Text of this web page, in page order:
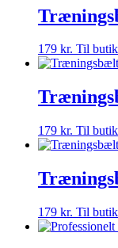
179 kr. Til butik
179 kr. Til butik
179 kr. Til butik